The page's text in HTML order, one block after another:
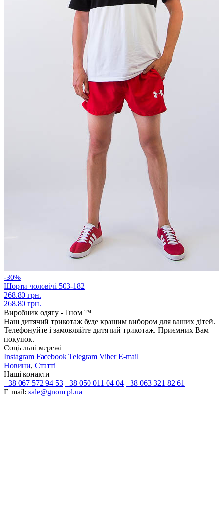
-30%
Шорти чоловічі 503-182
268.80 грн.
268.80 грн.
Виробник одягу - Гном ™
Наш дитячий трикотаж буде кращим вибором для ваших дітей.
Телефонуйте і замовляйте дитячий трикотаж. Приємних Вам
покупок.
Соціальні мережі
Instagram Facebook Telegram Viber E-mail
Новини, Статті
Наші конакти
+38 067 572 94 53 +38 050 011 04 04 +38 063 321 82 61
E-mail: sale@gnom.pl.ua